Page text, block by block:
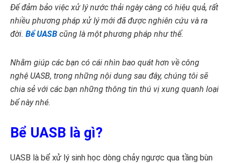
Để đảm bảo việc xử lý nước thải ngày càng có hiệu quả, rất
nhiều phương pháp xử lý mới đã được nghiên cứu và ra
đời. Bể UASB cũng là một phương pháp như thế.
Nhằm giúp các bạn có cái nhìn bao quát hơn về công
nghệ UASB, trong những nội dung sau đây, chúng tôi sẽ
chia sẻ với các bạn những thông tin thú vị xung quanh loại
bể này nhé.
Bể UASB là gì?
UASB là bể xử lý sinh học dòng chảy ngược qua tầng bùn